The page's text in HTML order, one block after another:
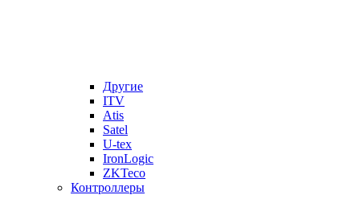
Другие
ITV
Atis
Satel
U-tex
IronLogic
ZKTeco
Контроллеры